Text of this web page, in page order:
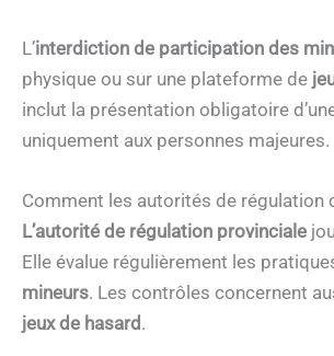
L’interdiction de participation des
physique ou sur une plateforme de
inclut la présentation obligatoire
uniquement aux personnes majeures.
Comment les autorités de régulation
L’autorité de régulation provinciale
Elle évalue régulièrement les
mineurs. Les contrôles concernent
jeux de hasard.